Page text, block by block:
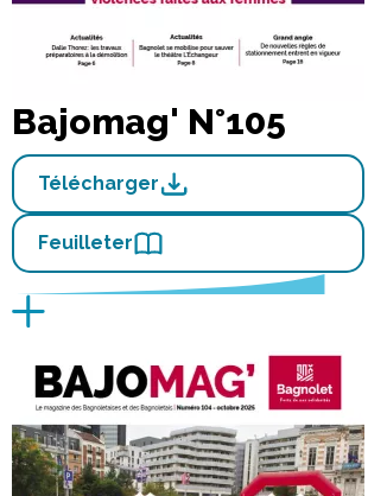
Bajomag' N°105
Télécharger
Feuilleter